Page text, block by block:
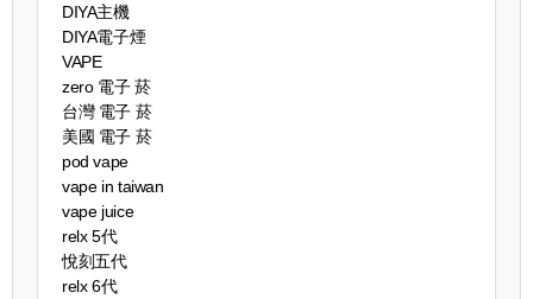
DIYA主機
DIYA電子煙
VAPE
zero 電子 菸
台灣 電子 菸
美國 電子 菸
pod vape
vape in taiwan
vape juice
relx 5代
悅刻五代
relx 6代